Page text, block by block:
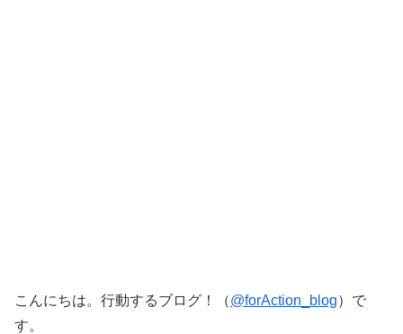
こんにちは。行動するブログ！（@forAction_blog）で
す。